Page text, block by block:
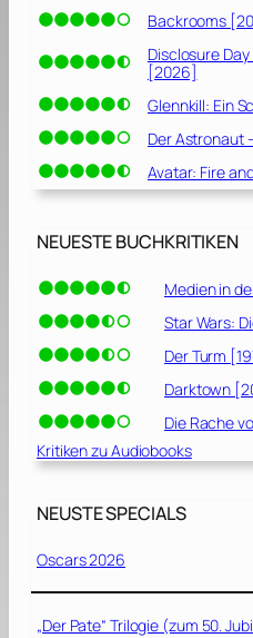
Backrooms
Disclosure
[2026]
Glennkill: Ein
Der Astronaut
Avatar: Fire
NEUESTE BUCHKRITIKEN
Medien in
Star Wars:
Der Turm
Darktown
Die Rache
Kritiken zu Audiobooks
NEUSTE SPECIALS
Oscars 2026
„Der Pate“ Trilogie (zum 50.